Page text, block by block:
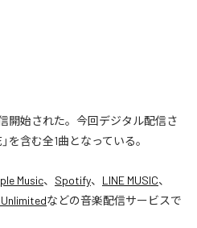
開始された。今回デジタル配信さ
を含む全1曲となっている。
Music、 Spotify、 LINE MUSIC、
などの音楽配信サービスで